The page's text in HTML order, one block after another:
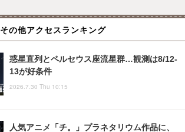
その他アクセスランキング
惑星直列とペルセウス座流星群…観測は8/12-
13が好条件
2026.7.30 Thu 10:15
人気アニメ「チ。」プラネタリウム作品に、